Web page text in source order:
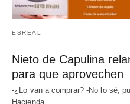
ESREAL
Nieto de Capulina
para que aprovechen
-¿Lo van a comprar? -No lo sé,
Hacienda…